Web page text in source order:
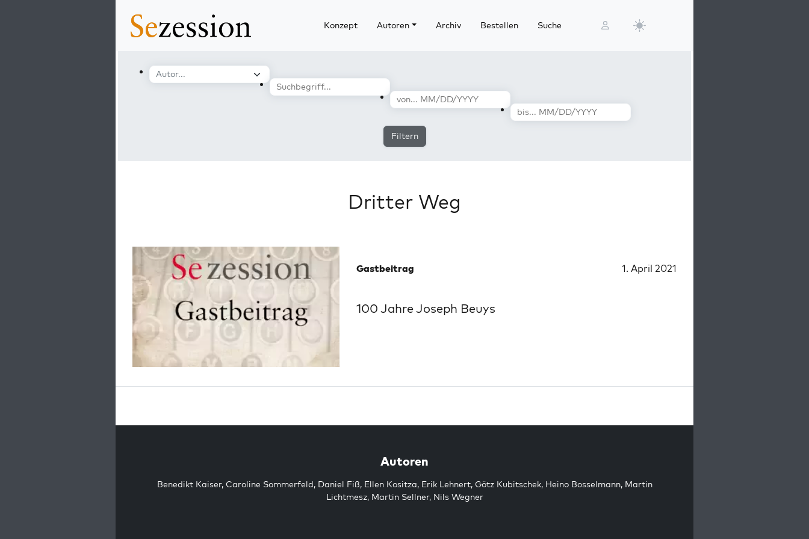
Konzept Autoren Archiv Bestellen Suche
Filtern
Dritter Weg
Gastbeitrag 1. April 2021
100 Jahre Joseph Beuys
Autoren
Benedikt Kaiser, Caroline Sommerfeld, Daniel Fiß, Ellen Kositza, Erik Lehnert, Götz Kubitschek, Heino Bosselmann, Martin
Lichtmesz, Martin Sellner, Nils Wegner